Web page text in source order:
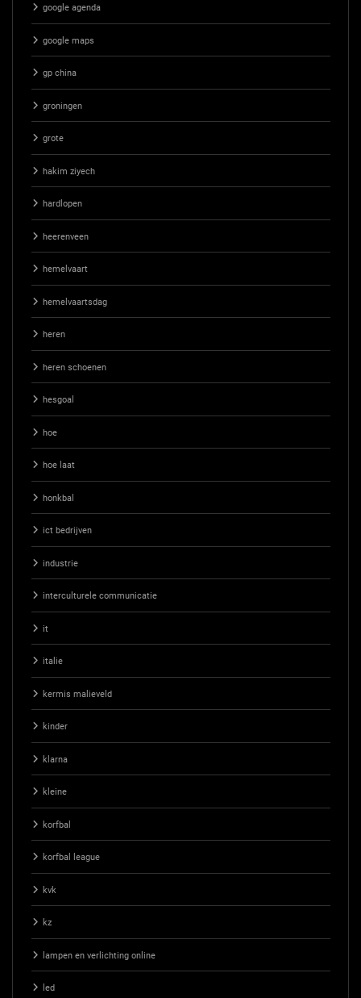
google agenda
google maps
gp china
groningen
grote
hakim ziyech
hardlopen
heerenveen
hemelvaart
hemelvaartsdag
heren
heren schoenen
hesgoal
hoe
hoe laat
honkbal
ict bedrijven
industrie
interculturele communicatie
it
italie
kermis malieveld
kinder
klarna
kleine
korfbal
korfbal league
kvk
kz
lampen en verlichting online
led